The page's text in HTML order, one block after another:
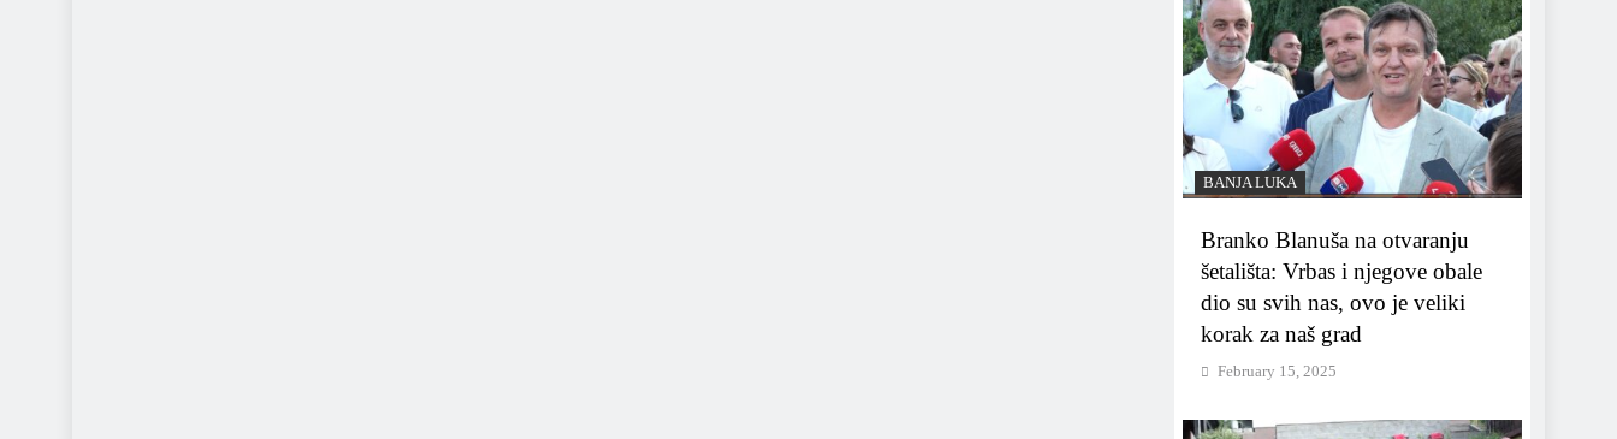
BANJA LUKA
Branko Blanuša na otvaranju
šetališta: Vrbas i njegove obale
dio su svih nas, ovo je veliki
korak za naš grad
February 15, 2025